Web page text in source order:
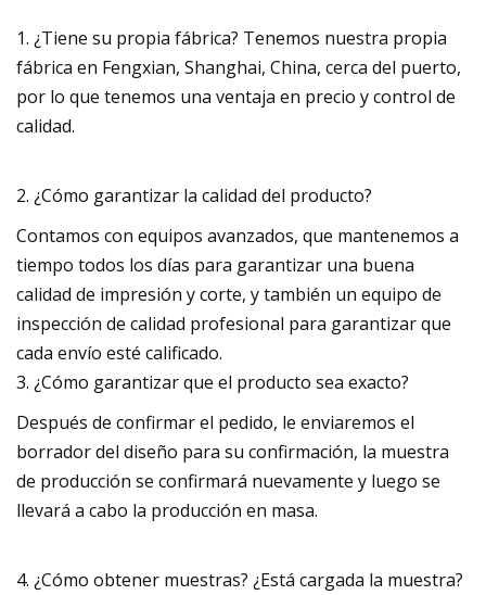
1. ¿Tiene su propia fábrica? Tenemos nuestra propia
fábrica en Fengxian, Shanghai, China, cerca del puerto,
por lo que tenemos una ventaja en precio y control de
calidad.
2. ¿Cómo garantizar la calidad del producto?
Contamos con equipos avanzados, que mantenemos a
tiempo todos los días para garantizar una buena
calidad de impresión y corte, y también un equipo de
inspección de calidad profesional para garantizar que
cada envío esté calificado.
3. ¿Cómo garantizar que el producto sea exacto?
Después de confirmar el pedido, le enviaremos el
borrador del diseño para su confirmación, la muestra
de producción se confirmará nuevamente y luego se
llevará a cabo la producción en masa.
4. ¿Cómo obtener muestras? ¿Está cargada la muestra?